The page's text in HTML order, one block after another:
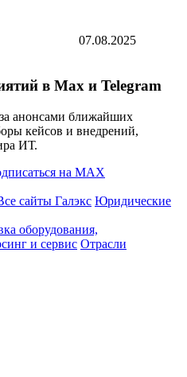
07.08.2025
в Max и Telegram
анонсами ближайших
кейсов и внедрений,
ИТ.
на MAX
сайты Галэкс Юридические
оборудования,
и сервис Отрасли